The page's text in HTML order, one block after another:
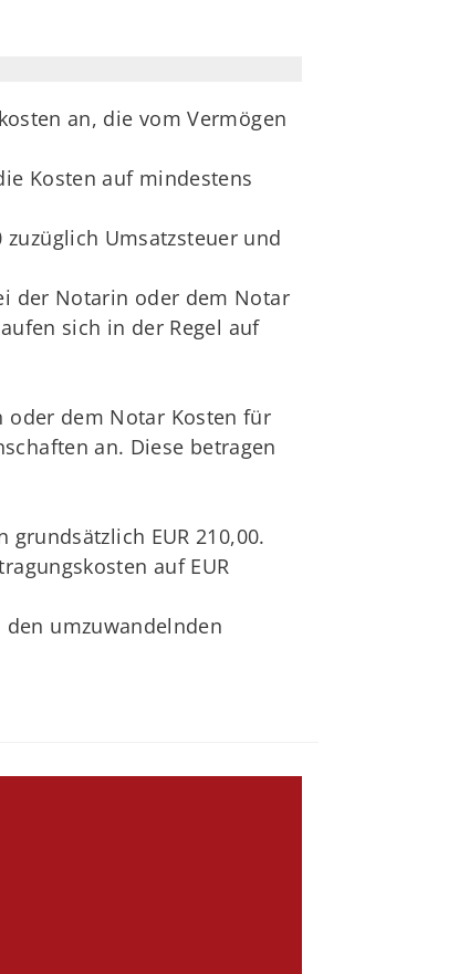
an, die vom Vermögen
Kosten auf mindestens
zuzüglich Umsatzsteuer und
der Notarin oder dem Notar
sich in der Regel auf
oder dem Notar Kosten für
an. Diese betragen
EUR 210,00.
auf EUR
umzuwandelnden